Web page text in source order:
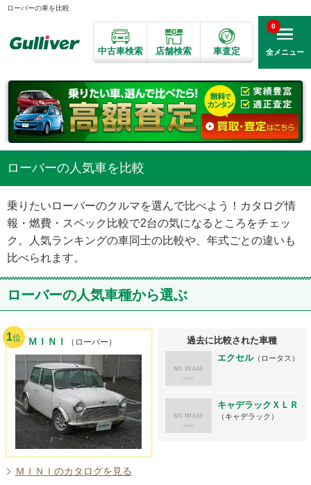
ローバーの車を比較
中古車検索 店舗検索 車査定 全メニュー
0
ローバーの人気車を比較
乗りたいローバーのクルマを選んで比べよう！カタログ情
報・燃費・スペック比較で2台の気になるところをチェッ
ク。人気ランキングの車同士の比較や、年式ごとの違いも
比べられます。
ローバーの人気車種から選ぶ
1位 ＭＩＮＩ （ローバー）
過去に比較された車種
エクセル（ロータス）
キャデラックＸＬＲ
（キャデラック）
ＭＩＮＩのカタログを見る